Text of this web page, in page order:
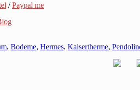
/Paypal me
, Bodeme, Hermes, Kaisertherme,